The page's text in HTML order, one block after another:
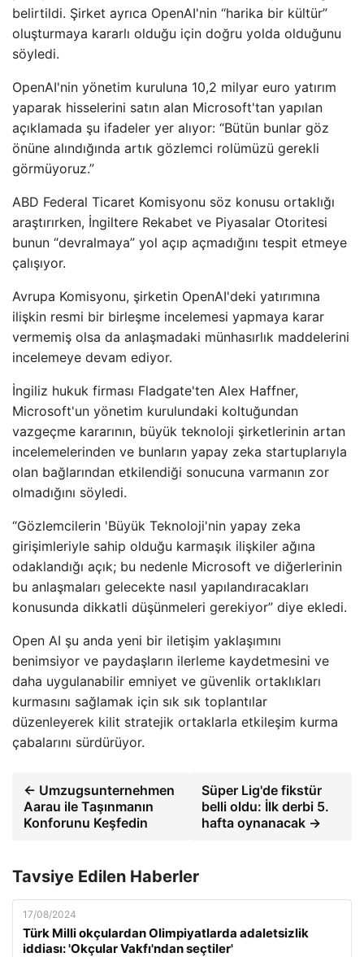
belirtildi. Şirket ayrıca OpenAI'nin “harika bir kültür”
oluşturmaya kararlı olduğu için doğru yolda olduğunu
söyledi.
OpenAI'nin yönetim kuruluna 10,2 milyar euro yatırım
yaparak hisselerini satın alan Microsoft'tan yapılan
açıklamada şu ifadeler yer alıyor: “Bütün bunlar göz
önüne alındığında artık gözlemci rolümüzü gerekli
görmüyoruz.”
ABD Federal Ticaret Komisyonu söz konusu ortaklığı
araştırırken, İngiltere Rekabet ve Piyasalar Otoritesi
bunun “devralmaya” yol açıp açmadığını tespit etmeye
çalışıyor.
Avrupa Komisyonu, şirketin OpenAI'deki yatırımına
ilişkin resmi bir birleşme incelemesi yapmaya karar
vermemiş olsa da anlaşmadaki münhasırlık maddelerini
incelemeye devam ediyor.
İngiliz hukuk firması Fladgate'ten Alex Haffner,
Microsoft'un yönetim kurulundaki koltuğundan
vazgeçme kararının, büyük teknoloji şirketlerinin artan
incelemelerinden ve bunların yapay zeka startuplarıyla
olan bağlarından etkilendiği sonucuna varmanın zor
olmadığını söyledi.
“Gözlemcilerin 'Büyük Teknoloji'nin yapay zeka
girişimleriyle sahip olduğu karmaşık ilişkiler ağına
odaklandığı açık; bu nedenle Microsoft ve diğerlerinin
bu anlaşmaları gelecekte nasıl yapılandıracakları
konusunda dikkatli düşünmeleri gerekiyor” diye ekledi.
Open AI şu anda yeni bir iletişim yaklaşımını
benimsiyor ve paydaşların ilerleme kaydetmesini ve
daha uygulanabilir emniyet ve güvenlik ortaklıkları
kurmasını sağlamak için sık sık toplantılar
düzenleyerek kilit stratejik ortaklarla etkileşim kurma
çabalarını sürdürüyor.
← Umzugsunternehmen
Aarau ile Taşınmanın
Konforunu Keşfedin
Süper Lig'de fikstür
belli oldu: İlk derbi 5.
hafta oynanacak →
Tavsiye Edilen Haberler
17/08/2024
Türk Milli okçulardan Olimpiyatlarda adaletsizlik
iddiası: 'Okçular Vakfı'ndan seçtiler'